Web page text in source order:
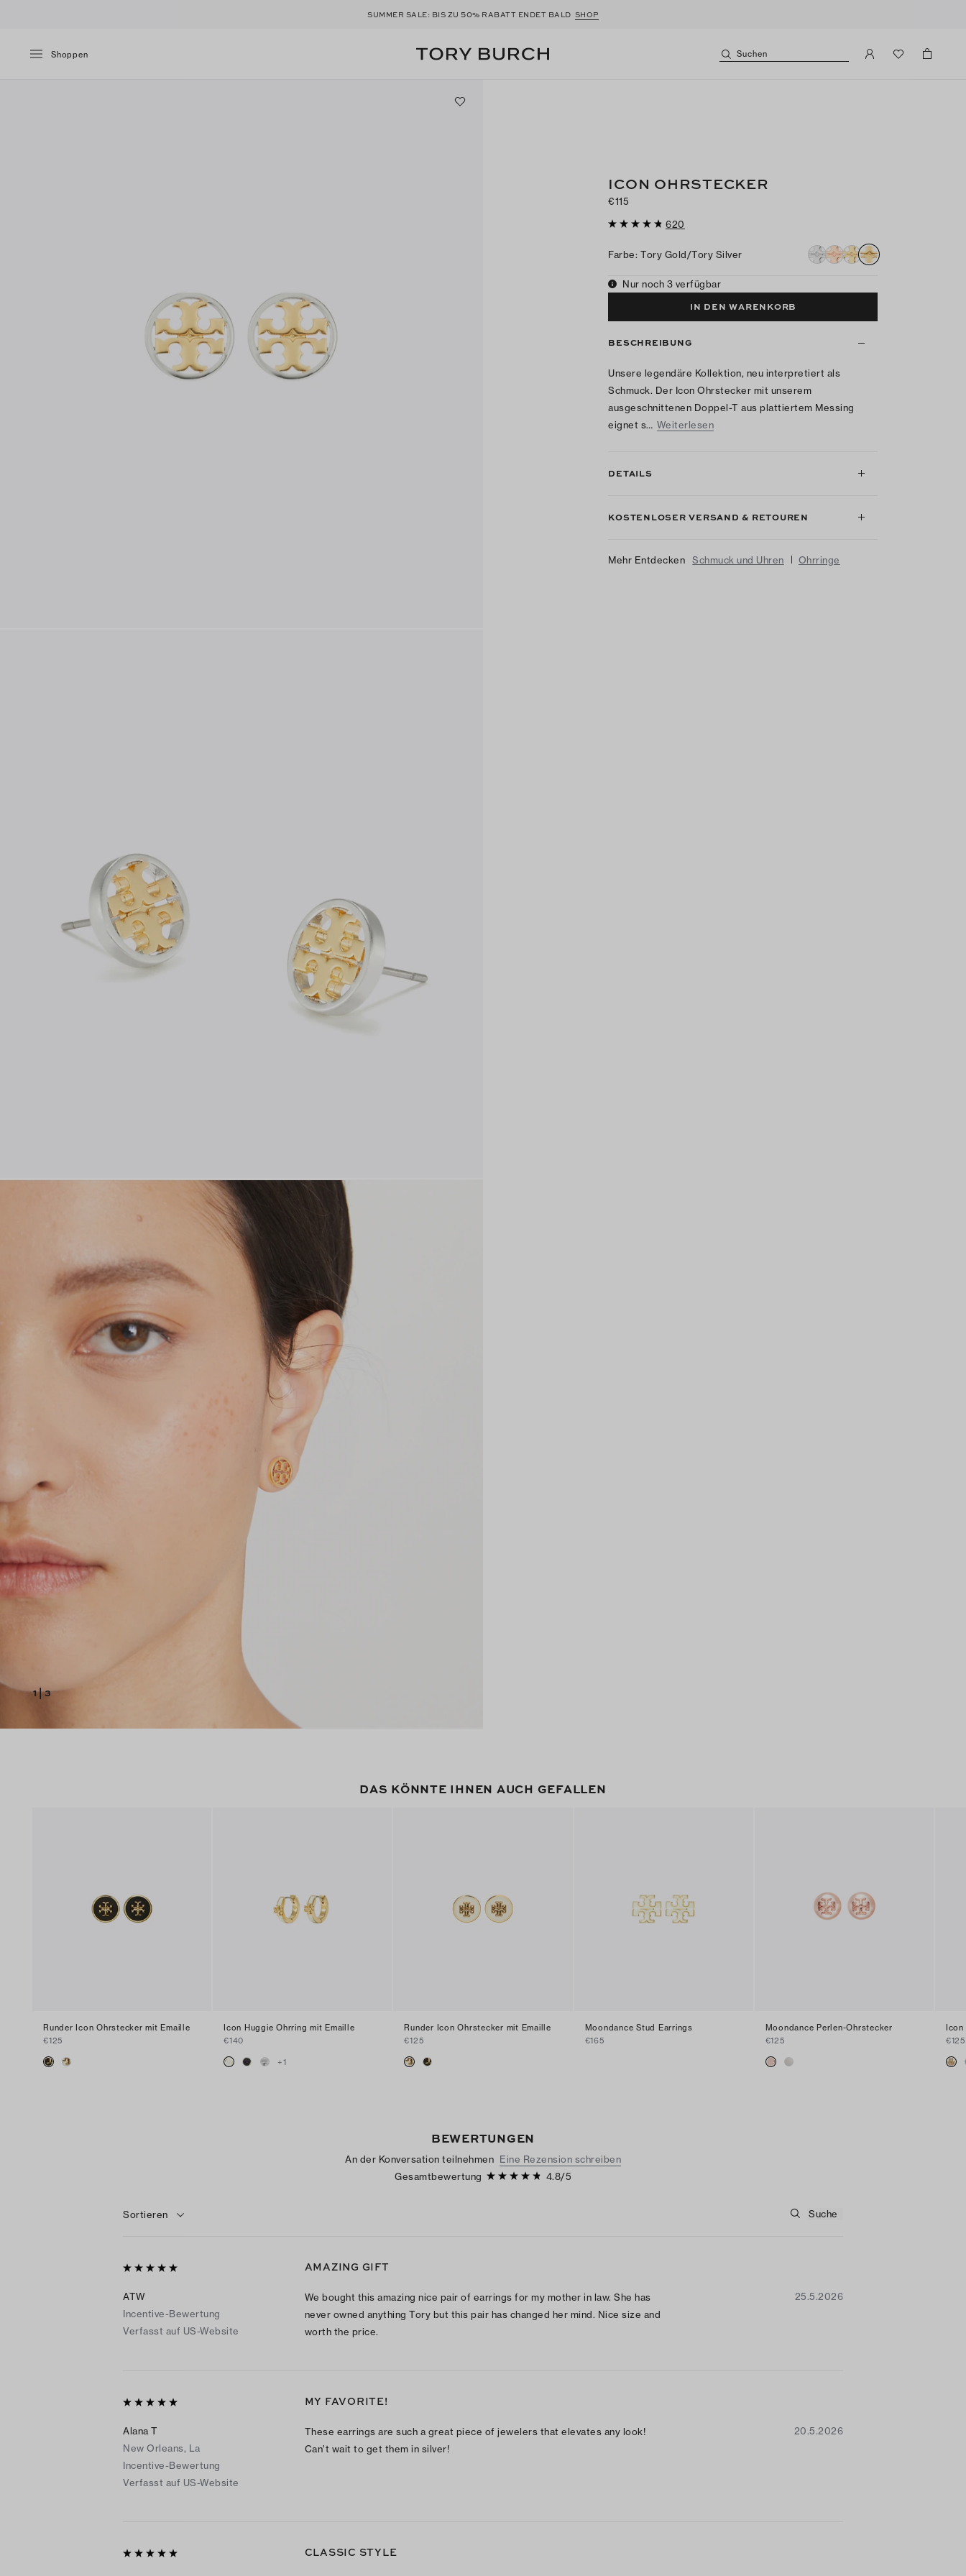
SUMMER SALE: BIS ZU50% RABATT ENDET BALD SHOP
Shoppen Suchen
1|3
ICON OHRSTECKER
€115
620
Farbe: Tory Gold/tory Silver
Nur noch 3 verfügbar
IN DEN WARENKORB
BESCHREIBUNG
Unsere legendäre Kollektion, neu interpretiert als
Schmuck. Der Icon Ohrstecker mit unserem
ausgeschnittenen Doppel-T aus plattiertem Messing
eignet s… Weiterlesen
DETAILS
KOSTENLOSER VERSAND & RETOUREN
Mehr Entdecken Schmuck und Uhren | Ohrringe
DAS KÖNNTE IHNEN AUCH GEFALLEN
Runder Icon Ohrstecker mit Emaille
€125
Icon Huggie Ohrring mit Emaille
€140
+1
Runder Icon Ohrstecker mit Emaille
€125
Moondance Stud Earrings
€165
Moondance Perlen-Ohrstecker
€125
€125
BEWERTUNGEN
An der Konversation teilnehmen Eine Rezension schreiben
Gesamtbewertung
4.8/5
Sortieren
ATW
Incentive-Bewertung
Verfasst auf US-Website
AMAZING GIFT
We bought this amazing nice pair of earrings for my mother in law. She has
never owned anything Tory but this pair has changed her mind. Nice size and
worth the price.
25.5.2026
Alana T
New Orleans, La
Incentive-Bewertung
Verfasst auf US-Website
MY FAVORITE!
These earrings are such a great piece of jewelers that elevates any look!
Can’t wait to get them in silver!
20.5.2026
CLASSIC STYLE